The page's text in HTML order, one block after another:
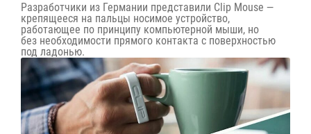
Разработчики из Германии представили Clip Mouse —
крепящееся на пальцы носимое устройство,
работающее по принципу компьютерной мыши, но
без необходимости прямого контакта с поверхностью
под ладонью.